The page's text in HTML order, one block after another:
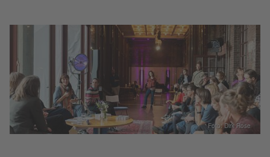
Foto: Dirk Rose